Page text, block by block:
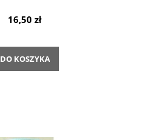
16,50 zł
DO KOSZYKA